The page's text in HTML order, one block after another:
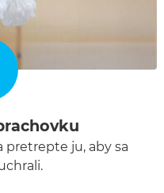
pretrepte ju, aby sa